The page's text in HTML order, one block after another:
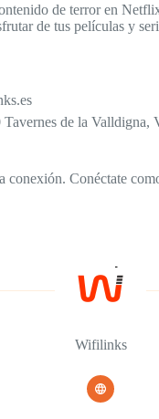
de terror en
de tus películas y
de la Valldigna,
Conéctate
Wifilinks